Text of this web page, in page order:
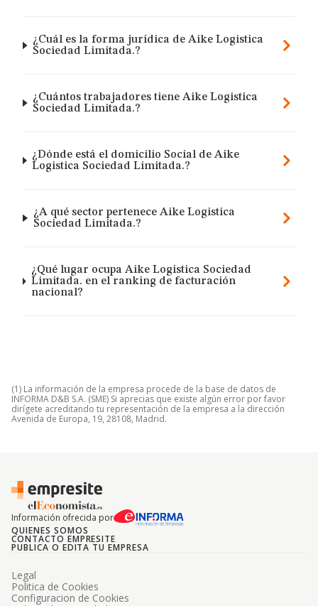
¿Cuál es la forma jurídica de Aike Logistica
Sociedad Limitada.?
¿Cuántos trabajadores tiene Aike Logistica
Sociedad Limitada.?
¿Dónde está el domicilio Social de Aike
Logistica Sociedad Limitada.?
¿A qué sector pertenece Aike Logistica
Sociedad Limitada.?
¿Qué lugar ocupa Aike Logistica Sociedad
Limitada. en el ranking de facturación
nacional?
(1) La información de la empresa procede de la base de datos de
INFORMA D&B S.A. (SME) Si aprecias que existe algún error por favor
dirígete acreditando tu representación de la empresa a la dirección
Avenida de Europa, 19, 28108, Madrid.
Información ofrecida por
QUIENES SOMOS
CONTACTO EMPRESITE
PUBLICA O EDITA TU EMPRESA
Legal
Politica de Cookies
Configuracion de Cookies